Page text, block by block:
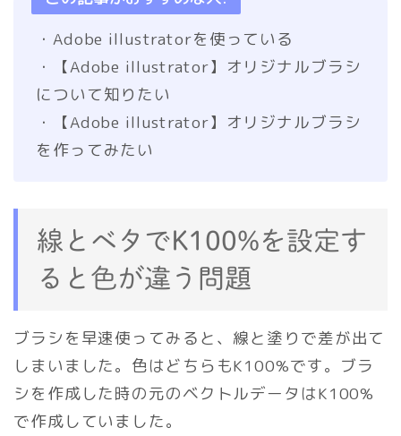
・Adobe illustratorを使っている
・【Adobe illustrator】オリジナルブラシ
について知りたい
・【Adobe illustrator】オリジナルブラシ
を作ってみたい
線とベタでK100%を設定す
ると色が違う問題
ブラシを早速使ってみると、線と塗りで差が出て
しまいました。色はどちらもK100%です。ブラ
シを作成した時の元のベクトルデータはK100%
で作成していました。